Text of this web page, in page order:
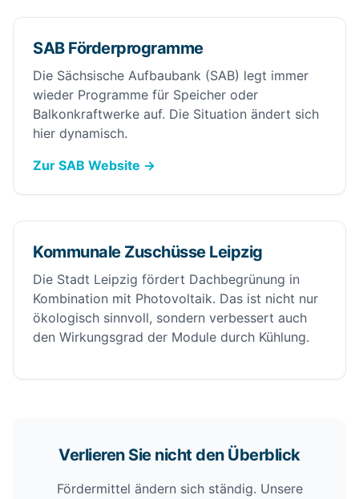
SAB Förderprogramme
Die Sächsische Aufbaubank (SAB) legt immer
wieder Programme für Speicher oder
Balkonkraftwerke auf. Die Situation ändert sich
hier dynamisch.
Zur SAB Website →
Kommunale Zuschüsse Leipzig
Die Stadt Leipzig fördert Dachbegrünung in
Kombination mit Photovoltaik. Das ist nicht nur
ökologisch sinnvoll, sondern verbessert auch
den Wirkungsgrad der Module durch Kühlung.
Verlieren Sie nicht den Überblick
Fördermittel ändern sich ständig. Unsere